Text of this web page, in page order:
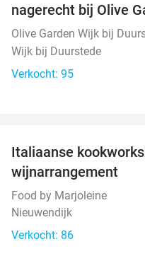
nagerecht bij Olive
Olive Garden Wijk bij
Wijk bij Duurstede
Verkocht: 95
Italiaanse
wijnarrangement
Food by Marjoleine
Nieuwendijk
Verkocht: 86